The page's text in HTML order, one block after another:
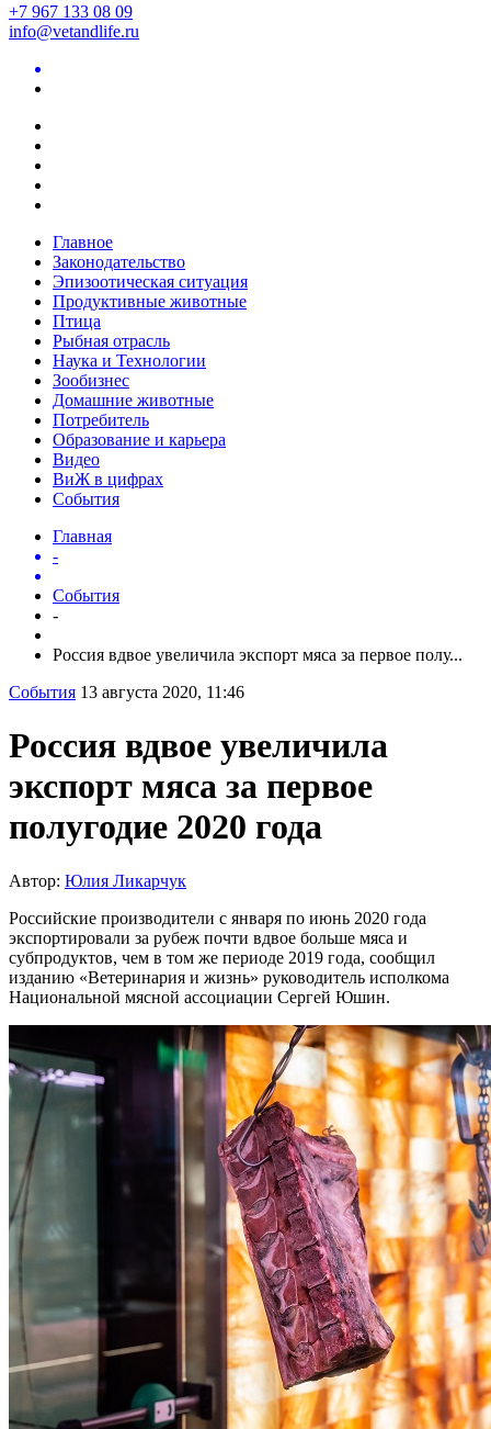
+7 967 133 08 09
info@vetandlife.ru
Главное
Законодательство
Эпизоотическая ситуация
Продуктивные животные
Птица
Рыбная отрасль
Наука и Технологии
Зообизнес
Домашние животные
Потребитель
Образование и карьера
Видео
ВиЖ в цифрах
События
Главная
-
События
-
Россия вдвое увеличила экспорт мяса за первое полу...
События 13 августа 2020, 11:46
Россия вдвое увеличила
экспорт мяса за первое
полугодие 2020 года
Автор: Юлия Ликарчук
Российские производители с января по июнь 2020 года
экспортировали за рубеж почти вдвое больше мяса и
субпродуктов, чем в том же периоде 2019 года, сообщил
изданию «Ветеринария и жизнь» руководитель исполкома
Национальной мясной ассоциации Сергей Юшин.